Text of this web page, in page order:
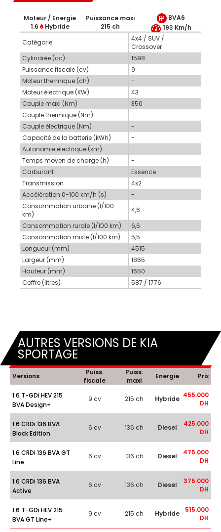
Moteur / Energie
1.6
Hybride
Puissance maxi
215 ch
BVA6
193 Km/h
Catégorie
4x4 / SUV /
Crossover
Cylindrée (cc)
1598
Puissance fiscale (cv)
9
Moteur thermique (ch)
-
Moteur électrique (KW)
43
Couple maxi (Nm)
350
Couple thermique (Nm)
-
Couple électrique (Nm)
-
Capacité de la batterie (kWh)
-
Autonomie électrique (km)
-
Temps moyen de charge (h)
-
Carburant
Essence
Transmission
4x2
Accélération 0-100 km/h (s)
-
Consommation urbaine (l/100
km)
4,6
Consommation rurale (l/100 km)
6,6
Consommation mixte (l/100 km)
5,5
Longueur (mm)
4515
Largeur (mm)
1865
Hauteur (mm)
1650
Coffre (litres)
587 / 1776
AUTRES VERSIONS DE KIA
SPORTAGE
Versions
Puiss.
fiscale
Puiss.
maxi
Energie Prix
1.6 T-GDi HEV 215
BVA Design+
9 cv 215 ch Hybride 455.000
DH
1.6 CRDi 136 BVA
Black Edition
6 cv 136 ch Diesel
425.000
DH
1.6 CRDi 136 BVA GT
Line
6 cv 136 ch Diesel
475.000
DH
1.6 CRDi 136 BVA
Active
6 cv 136 ch Diesel
375.000
DH
1.6 T-GDi HEV 215
BVA GT Line+
9 cv 215 ch Hybride
515.000
DH